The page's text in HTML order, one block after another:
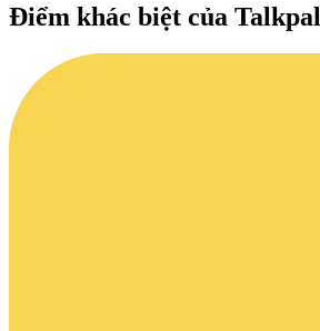
Điểm khác biệt của Talkpal